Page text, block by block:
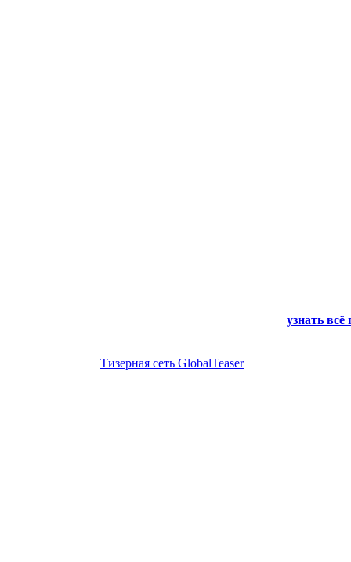
узнать
Тизерная сеть GlobalTeaser